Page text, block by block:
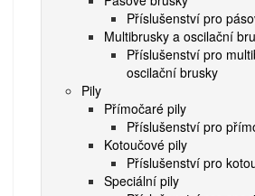
Příslušenství pro
Multibrusky a oscilační
Příslušenství pro
oscilační brusky
Pily
Přímočaré pily
Příslušenství pro
Kotoučové pily
Příslušenství pro
Speciální pily